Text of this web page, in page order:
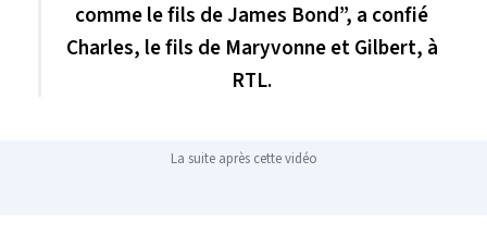
comme le fils de James Bond”, a confié
Charles, le fils de Maryvonne et Gilbert, à
RTL.
La suite après cette vidéo